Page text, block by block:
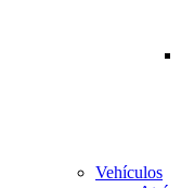
Vehículos